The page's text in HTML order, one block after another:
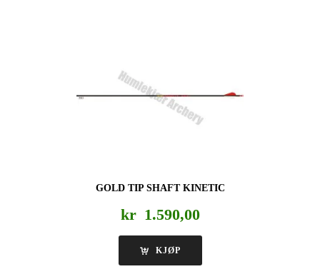
GOLD TIP SHAFT KINETIC
kr 1.590,00
KJØP